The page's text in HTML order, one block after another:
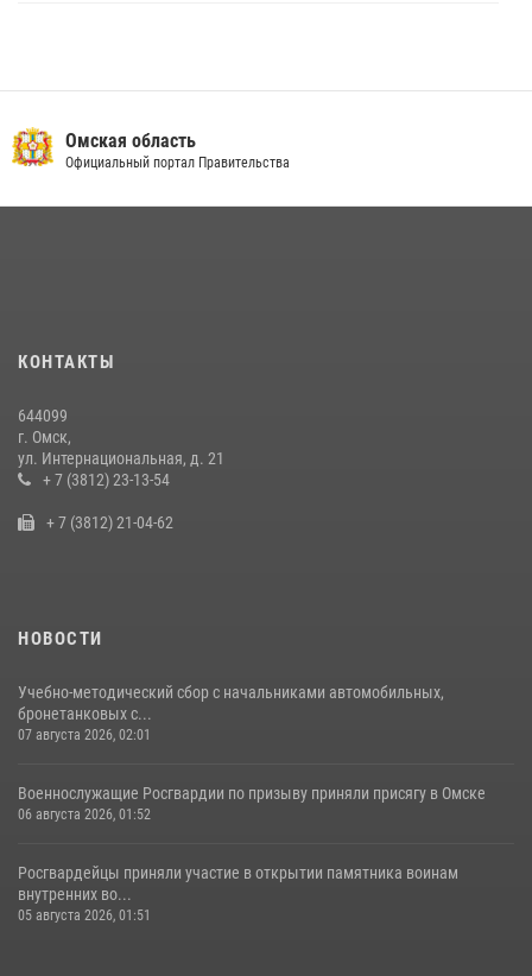
Cотрудники ОМОН "Штурм" Росгвардии отработали навыки
пилотирования БПЛА в Омске
области
Росгвардия обеспечила безопасность уникального передвижного
музея «Поезд Победы» в Омске
Омская область
Официальный портал Правительства
КОНТАКТЫ
644099
г. Омск,
ул. Интернациональная, д. 21
+ 7 (3812) 23-13-54
+ 7 (3812) 21-04-62
НОВОСТИ
Учебно-методический сбор с начальниками автомобильных,
бронетанковых с...
07 августа 2026, 02:01
Военнослужащие Росгвардии по призыву приняли присягу в Омске
06 августа 2026, 01:52
Росгвардейцы приняли участие в открытии памятника воинам
внутренних во...
05 августа 2026, 01:51